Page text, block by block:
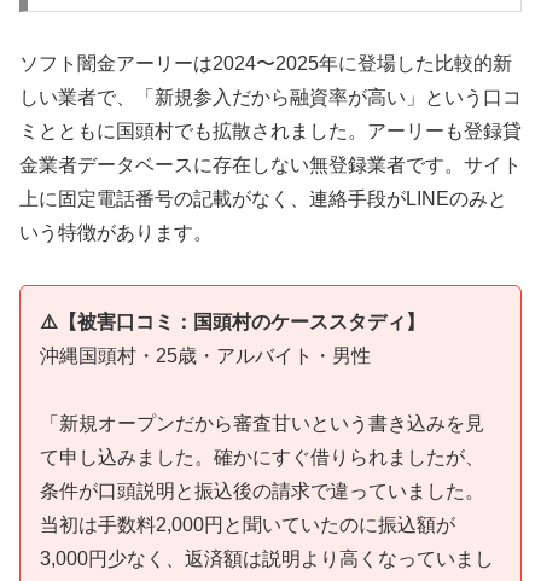
ソフト闇金アーリーは2024〜2025年に登場した比較的新
しい業者で、「新規参入だから融資率が高い」という口コ
ミとともに国頭村でも拡散されました。アーリーも登録貸
金業者データベースに存在しない無登録業者です。サイト
上に固定電話番号の記載がなく、連絡手段がLINEのみと
いう特徴があります。
⚠️【被害口コミ：国頭村のケーススタディ】
沖縄国頭村・25歳・アルバイト・男性
「新規オープンだから審査甘いという書き込みを見
て申し込みました。確かにすぐ借りられましたが、
条件が口頭説明と振込後の請求で違っていました。
当初は手数料2,000円と聞いていたのに振込額が
3,000円少なく、返済額は説明より高くなっていまし